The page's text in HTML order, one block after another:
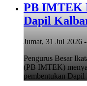
PB IMTEK
Dapil
Jumat, 31 Jul 2026
Pengurus Besar
(PB IMTEK)
pembentukan